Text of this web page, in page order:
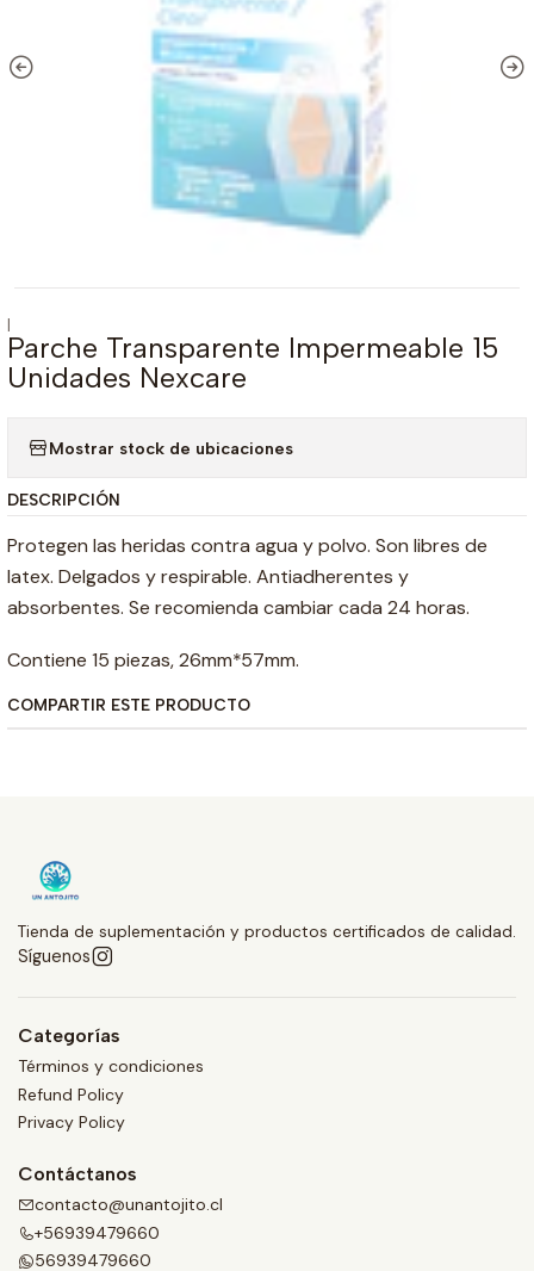
|
Parche Transparente Impermeable 15
Unidades Nexcare
Mostrar stock de ubicaciones
DESCRIPCIÓN
Protegen las heridas contra agua y polvo. Son libres de
latex. Delgados y respirable. Antiadherentes y
absorbentes. Se recomienda cambiar cada 24 horas.
Contiene 15 piezas, 26mm*57mm.
COMPARTIR ESTE PRODUCTO
Tienda de suplementación y productos certificados de calidad.
Síguenos
Categorías
Términos y condiciones
Refund Policy
Privacy Policy
Contáctanos
contacto@unantojito.cl
+56939479660
56939479660